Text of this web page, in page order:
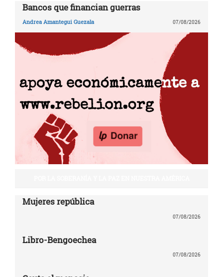
Bancos que financian guerras
Andrea Amantegui Guezala 07/08/2026
Mujeres república
07/08/2026
Libro-Bengoechea
07/08/2026